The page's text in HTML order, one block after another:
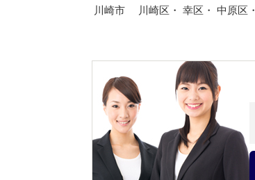
川崎市 川崎区・ 幸区・ 中原区